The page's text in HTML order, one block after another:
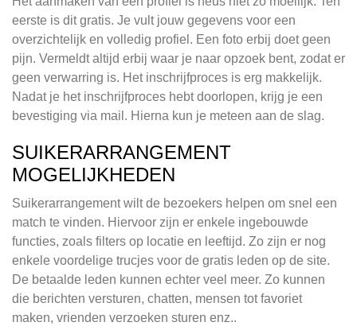
eerste is dit gratis. Je vult jouw gegevens voor een
overzichtelijk en volledig profiel. Een foto erbij doet geen
pijn. Vermeldt altijd erbij waar je naar opzoek bent, zodat er
geen verwarring is. Het inschrijfproces is erg makkelijk.
Nadat je het inschrijfproces hebt doorlopen, krijg je een
bevestiging via mail. Hierna kun je meteen aan de slag.
SUIKERARRANGEMENT
MOGELIJKHEDEN
Suikerarrangement wilt de bezoekers helpen om snel een
match te vinden. Hiervoor zijn er enkele ingebouwde
functies, zoals filters op locatie en leeftijd. Zo zijn er nog
enkele voordelige trucjes voor de gratis leden op de site.
De betaalde leden kunnen echter veel meer. Zo kunnen
die berichten versturen, chatten, mensen tot favoriet
maken, vrienden verzoeken sturen enz..